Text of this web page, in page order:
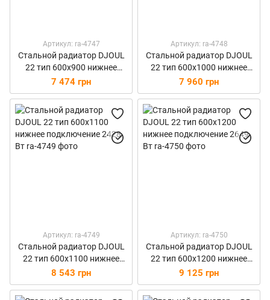
Артикул: ra-4747
Стальной радиатор DJOUL
22 тип 600х900 нижнее
подключение 1987 Вт
7 474 грн
Артикул: ra-4748
Стальной радиатор DJOUL
22 тип 600х1000 нижнее
подключение 2208 Вт
7 960 грн
Артикул: ra-4749
Стальной радиатор DJOUL
22 тип 600х1100 нижнее
подключение 2428 Вт
8 543 грн
Артикул: ra-4750
Стальной радиатор DJOUL
22 тип 600х1200 нижнее
подключение 2649 Вт
9 125 грн